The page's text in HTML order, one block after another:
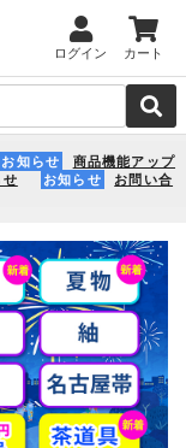
ログイン カート
お知らせ
商品機能アップ
せ お知らせ
お問い合